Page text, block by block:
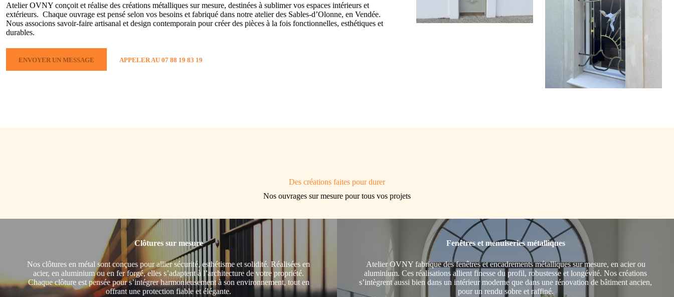
Atelier OVNY conçoit et réalise des créations métalliques sur mesure, destinées à sublimer vos espaces intérieurs et
extérieurs. Chaque ouvrage est pensé selon vos besoins et fabriqué dans notre atelier des Sables-d’Olonne, en Vendée.
Nous associons savoir-faire artisanal et design contemporain pour créer des pièces à la fois fonctionnelles, esthétiques et
durables.
ENVOYER UN MESSAGE APPELER AU 07 88 19 83 19
Des créations faites pour durer
Nos ouvrages sur mesure pour tous vos projets
Clôtures sur mesure
Nos clôtures en métal sont conçues pour allier sécurité, esthétisme et solidité. Réalisées en
acier, en aluminium ou en fer forgé, elles s’adaptent à l’architecture de votre propriété.
Chaque clôture est pensée pour s’intégrer harmonieusement à son environnement, tout en
offrant une protection fiable et élégante.
Fenêtres et menuiseries métalliques
Atelier OVNY fabrique des fenêtres et encadrements métalliques sur mesure, en acier ou
aluminium. Ces réalisations allient finesse du profil, robustesse et longévité. Nos créations
s’intègrent aussi bien dans un intérieur moderne que dans une rénovation de bâtiment ancien,
pour un rendu sobre et raffiné.